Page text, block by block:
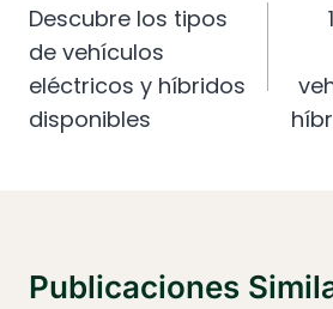
De
Entradas
Descubre los tipos
de vehículos
eléctricos y híbridos
disponibles
Publicaciones